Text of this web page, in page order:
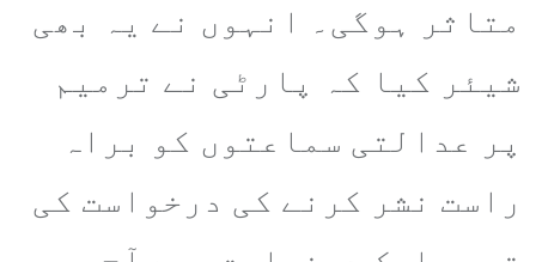
متاثر ہوگی۔ انہوں نے یہ بھی
شیئر کیا کہ پارٹی نے ترمیم
پر عدالتی سماعتوں کو براہ
راست نشر کرنے کی درخواست کی